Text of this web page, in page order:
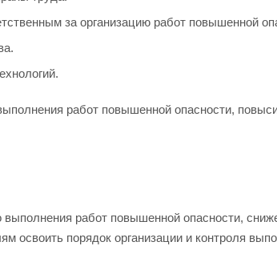
за организацию работ повышенной
работ повышенной опасности,
работ повышенной опасности,
порядок организации и контроля